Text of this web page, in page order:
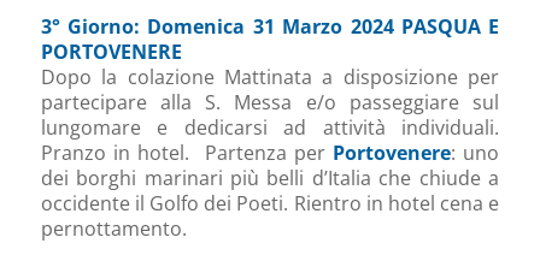
3° Giorno: Domenica 31 Marzo 2024 PASQUA E
PORTOVENERE
Dopo la colazione Mattinata a disposizione per
partecipare alla S. Messa e/o passeggiare sul
lungomare e dedicarsi ad attività individuali.
Pranzo in hotel. Partenza per Portovenere: uno
dei borghi marinari più belli d’Italia che chiude a
occidente il Golfo dei Poeti. Rientro in hotel cena e
pernottamento.